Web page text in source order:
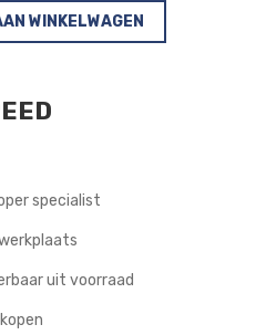
WINKELWAGEN
specialist
uit voorraad